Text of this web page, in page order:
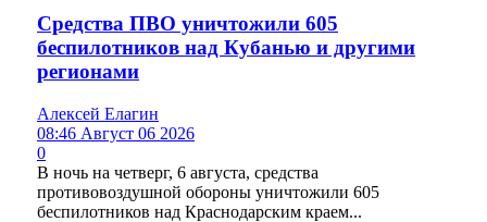
Средства ПВО уничтожили 605
беспилотников над Кубанью и другими
регионами
Алексей Елагин
08:46 Август 06 2026
0
В ночь на четверг, 6 августа, средства
противовоздушной обороны уничтожили 605
беспилотников над Краснодарским краем...